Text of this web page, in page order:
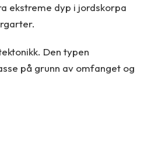
ekstreme dyp i jordskorpa
Den typen
på grunn av omfanget og